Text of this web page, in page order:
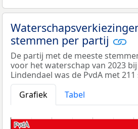
stemmen per partij
De partij met de meeste
voor het waterschap van 2023
Lindendael was de PvdA met
Grafiek
Tabel
PvdA
PvdA